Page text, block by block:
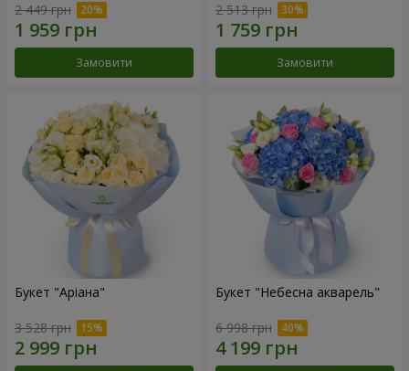
2 449 грн
Замовити
2 513 грн
Замовити
Букет "Аріана"
3 528 грн
Букет "Небесна акварель"
6 998 грн